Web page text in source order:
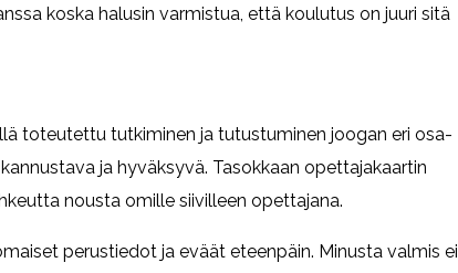
koska halusin varmistua, että koulutus on juuri sitä
toteutettu tutkiminen ja tutustuminen joogan eri osa-
ja hyväksyvä. Tasokkaan opettajakaartin
nousta omille siivilleen opettajana.
perustiedot ja eväät eteenpäin. Minusta valmis ei